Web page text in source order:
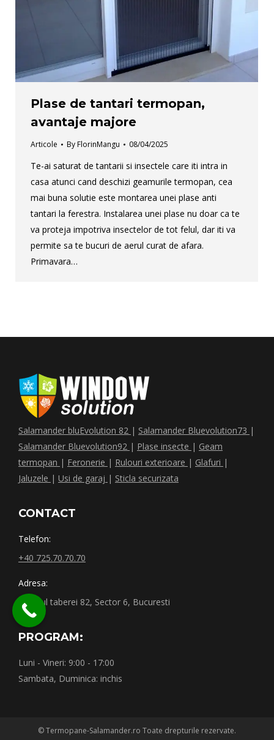
Plase de tantari termopan,
avantaje majore
Articole By FlorinMangu 08/04/2025
Te-ai saturat de tantarii si insectele care iti intra in
casa atunci cand deschizi geamurile termopan, cea
mai buna solutie este montarea unei plase anti
tantari la ferestra. Instalarea unei plase nu doar ca te
va proteja impotriva insectelor de tot felul, dar iti va
permite sa te bucuri de aerul curat de afara.
Primavara…
Salamander bluEvolution 82 | Salamander Bluevolution73 |
Salamander Bluevolution92 | Plase insecte | Geam
termopan | Feronerie | Rulouri exterioare | Glafuri |
Jaluzele | Usi de garaj | Sticla securizata
CONTACT
Telefon:
+40 725.70.70.70
Adresa:
Drumul taberei 82, Sector 6, Bucuresti
PROGRAM:
Luni - Vineri: 9:00 - 17:00
Sambata, Duminica: inchis
© Termopane-Salamander.ro Toate drepturile rezervate.